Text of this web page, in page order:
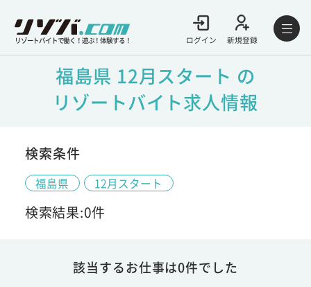
リゾートバイトで働く！遊ぶ！体験する！ ログイン 新規登録
福島県 12月スタート の
リゾートバイト求人情報
検索条件
福島県 12月スタート
検索結果:0件
該当するお仕事は0件でした